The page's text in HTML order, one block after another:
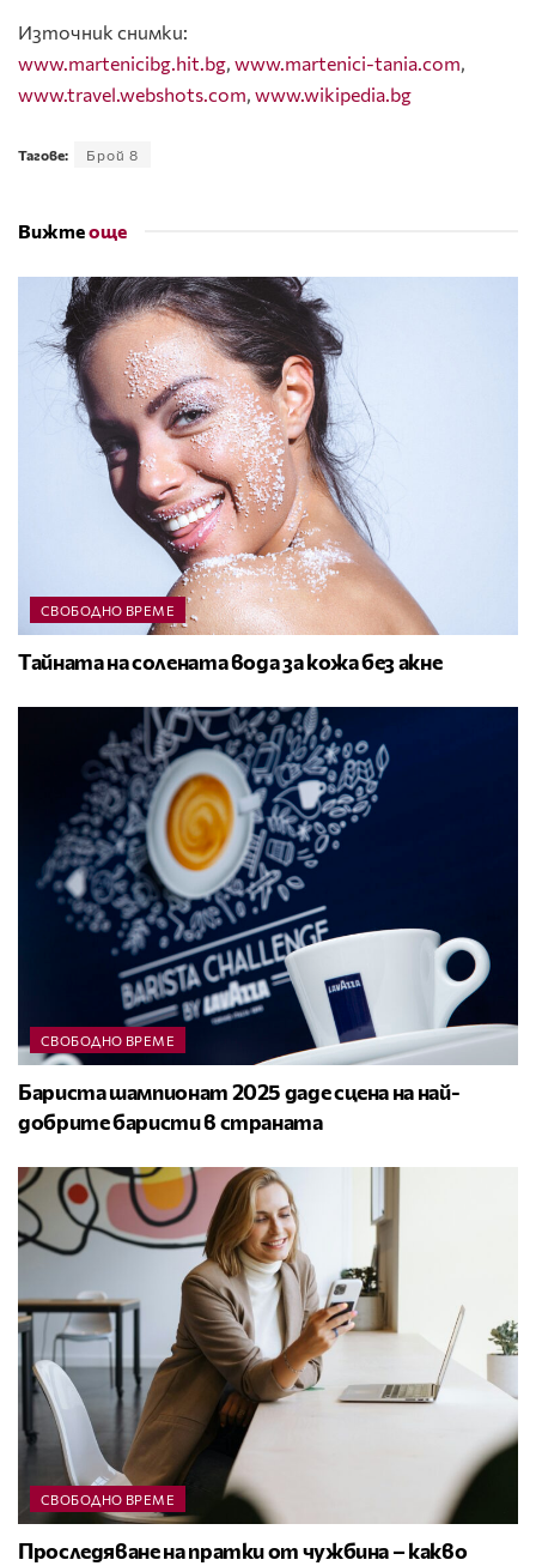
Източник снимки:
www.martenicibg.hit.bg, www.martenici-tania.com,
www.travel.webshots.com, www.wikipedia.bg
Тагове: Брой 8
Вижтеоще
СВОБОДНО ВРЕМЕ
Тайната на солената вода за кожа без акне
СВОБОДНО ВРЕМЕ
Бариста шампионат 2025 даде сцена на най-
добрите баристи в страната
СВОБОДНО ВРЕМЕ
Проследяване на пратки от чужбина – какво